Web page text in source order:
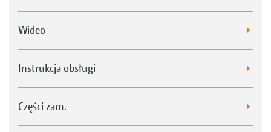
Wideo
Instrukcja obsługi
Części zam.